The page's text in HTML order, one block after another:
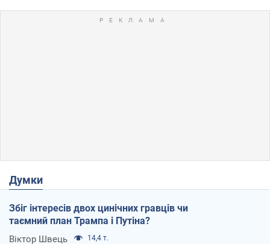
Думки
Збіг інтересів двох цинічних гравців чи
таємний план Трампа і Путіна?
Віктор Швець 14,4 т.